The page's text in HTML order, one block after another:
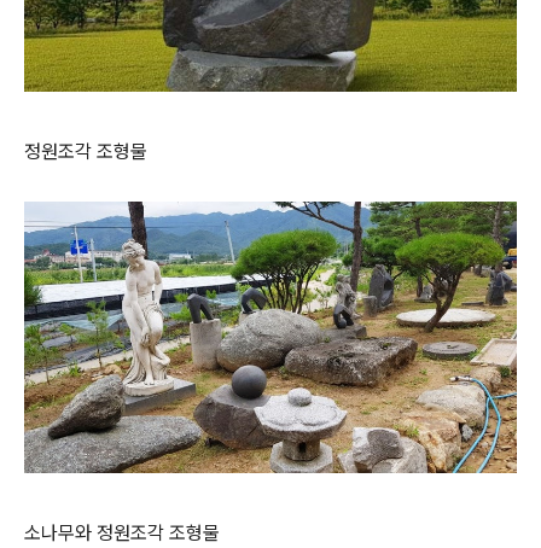
정원조각 조형물
소나무와 정원조각 조형물